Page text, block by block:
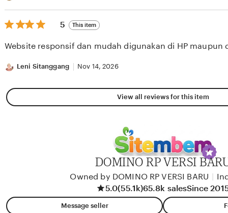
5
out
5
5 This item
Website responsif dan mudah digunakan di HP maupun
Leni Sitanggang Nov 14, 2026
View all reviews for this item
DOMINO RP VERSI
Owned by DOMINO RP VERSI BARU
5.0(55.1k)65.8k salesSince
Message seller